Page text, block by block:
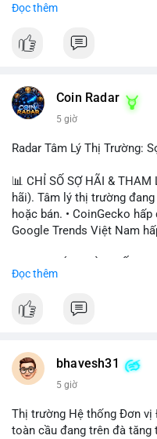
$usdt
#vlikevn #titanbot
Đọc thêm
Coin Radar
5 giờ
Radar Tâm Lý Thị Trường:
📊 CHỈ SỐ SỢ HÃI &
hãi). Tâm lý thị trường
hoặc bán. • CoinGecko hấp
Google Trends Việt Nam
ONDO, CASHCAT. • Chủ
BTC breakout và lệnh long/
định crypto là 'vấn đề lớn'
trợ cổ phiếu Apple/IBM. •
💡 NHẬN ĐỊNH & KHUYẾN
Đọc thêm
bhavesh31
5 giờ
Thị trường Hệ thống Đơn vị
toàn cầu đang trên đà tăng